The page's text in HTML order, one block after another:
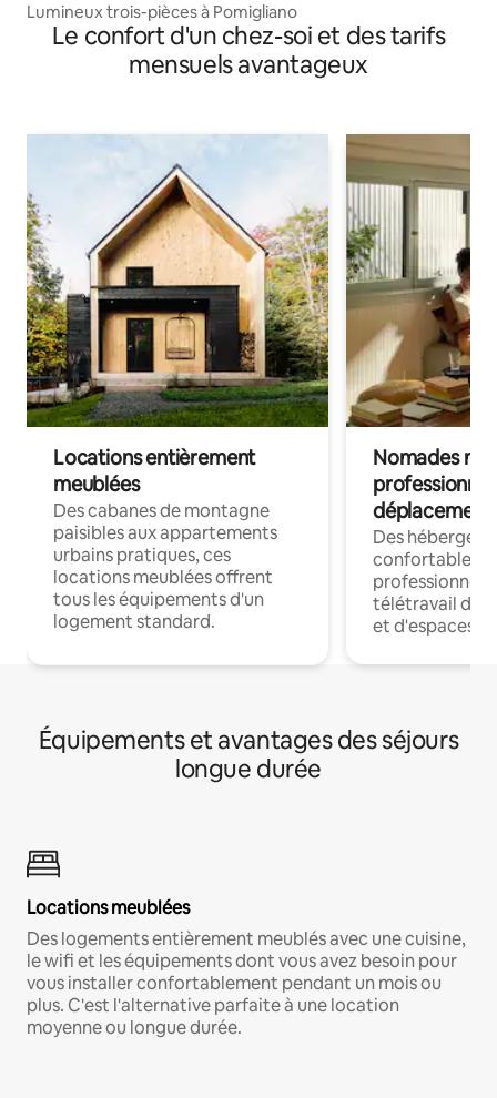
Lumineux trois-pièces à Pomigliano
Le confort d'un chez-soi et des tarifs
mensuels avantageux
Locations entièrement
meublées
Des cabanes de montagne
paisibles aux appartements
urbains pratiques, ces
locations meublées offrent
tous les équipements d'un
logement standard.
Nomades
déplacement
Des
confortables
professionnels
télétravail
et d'espaces
Équipements et avantages des séjours
longue durée
Locations meublées
Des logements entièrement meublés avec une cuisine,
le wifi et les équipements dont vous avez besoin pour
vous installer confortablement pendant un mois ou
plus. C'est l'alternative parfaite à une location
moyenne ou longue durée.